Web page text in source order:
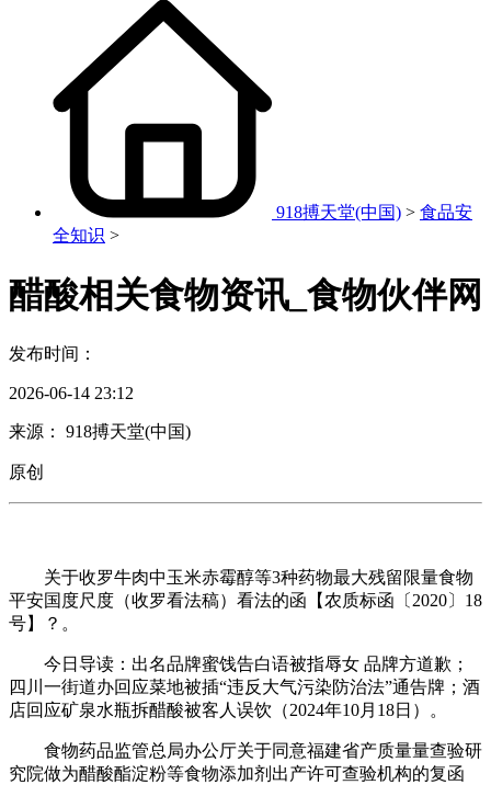
918搏天堂(中国) > 食品安
全知识 >
醋酸相关食物资讯_食物伙伴网
发布时间：
2026-06-14 23:12
来源： 918搏天堂(中国)
原创
关于收罗牛肉中玉米赤霉醇等3种药物最大残留限量食物
平安国度尺度（收罗看法稿）看法的函【农质标函〔2020〕18
号】？。
今日导读：出名品牌蜜饯告白语被指辱女 品牌方道歉；
四川一街道办回应菜地被插“违反大气污染防治法”通告牌；酒
店回应矿泉水瓶拆醋酸被客人误饮（2024年10月18日）。
食物药品监管总局办公厅关于同意福建省产质量量查验研
究院做为醋酸酯淀粉等食物添加剂出产许可查验机构的复函